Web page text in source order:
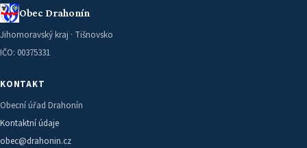
Obec Drahonín
Jihomoravský kraj · Tišnovsko
IČO: 00375331
KONTAKT
Obecní úřad Drahonín
Kontaktní údaje
obec@drahonin.cz